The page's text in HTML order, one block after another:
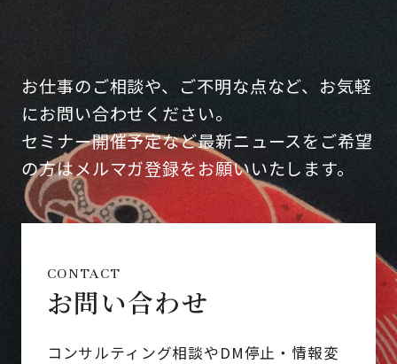
お仕事のご相談や、ご不明な点など、お気軽
にお問い合わせください。
セミナー開催予定など最新ニュースをご希望
の方はメルマガ登録をお願いいたします。
CONTACT
お問い合わせ
コンサルティング相談やDM停止・情報変